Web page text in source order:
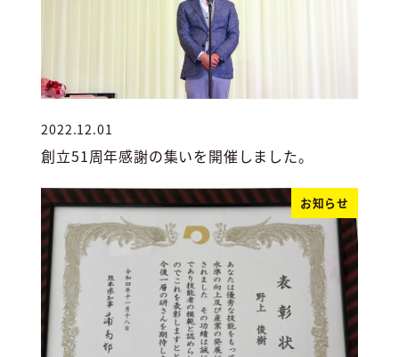
創立51周年感謝の集いを開催しました。
投稿日
2022.12.01
お知らせ